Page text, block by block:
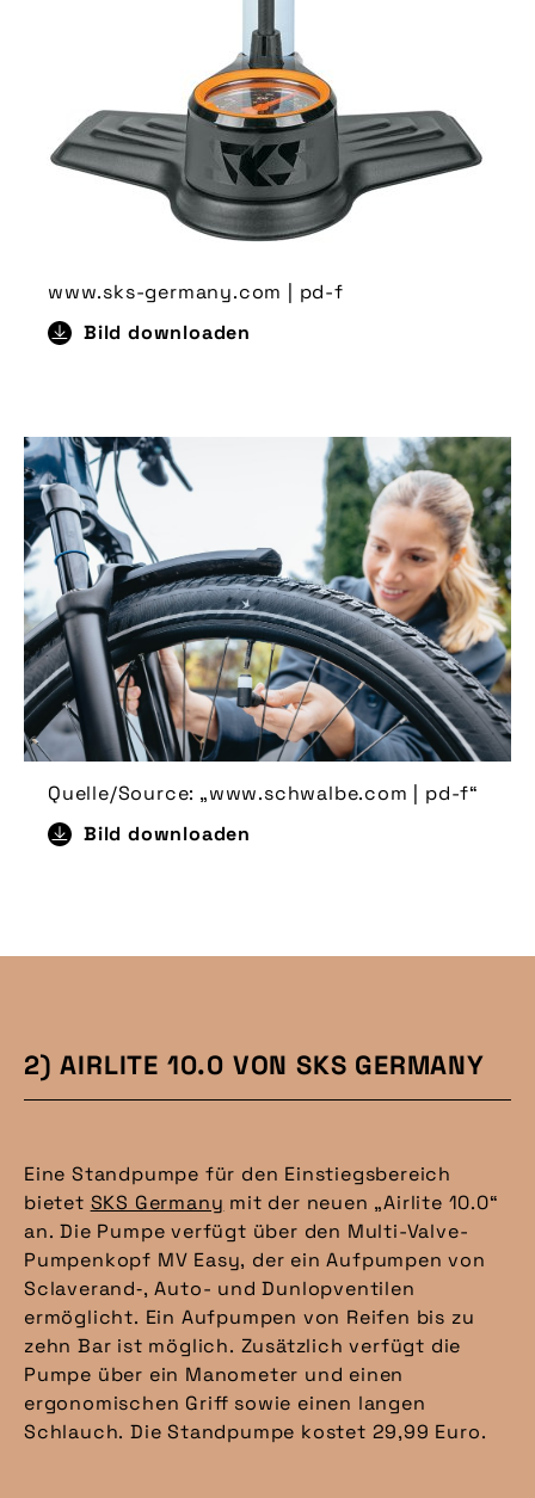
www.sks-germany.com | pd-f
Bild downloaden
Quelle/Source: „www.schwalbe.com | pd-f“
Bild downloaden
2) AIRLITE 10.0 VON SKS GERMANY
Eine Standpumpe für den Einstiegsbereich
bietet SKS Germany mit der neuen „Airlite 10.0“
an. Die Pumpe verfügt über den Multi-Valve-
Pumpenkopf MV Easy, der ein Aufpumpen von
Sclaverand‑, Auto- und Dunlopventilen
ermöglicht. Ein Aufpumpen von Reifen bis zu
zehn Bar ist möglich. Zusätzlich verfügt die
Pumpe über ein Manometer und einen
ergonomischen Griff sowie einen langen
Schlauch. Die Standpumpe kostet 29,99 Euro.